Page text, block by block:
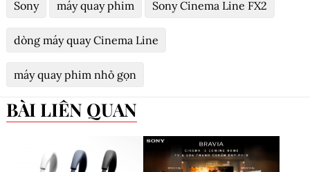
Sony máy quay phim Sony Cinema Line FX2
dòng máy quay Cinema Line
máy quay phim nhỏ gọn
BÀI LIÊN QUAN